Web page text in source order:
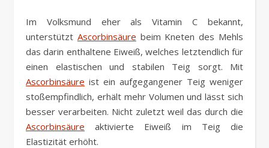
Im Volksmund eher als Vitamin C bekannt,
unterstützt Ascorbinsäure beim Kneten des Mehls
das darin enthaltene Eiweiß, welches letztendlich für
einen elastischen und stabilen Teig sorgt. Mit
Ascorbinsäure ist ein aufgegangener Teig weniger
stoßempfindlich, erhält mehr Volumen und lässt sich
besser verarbeiten. Nicht zuletzt weil das durch die
Ascorbinsäure aktivierte Eiweiß im Teig die
Elastizität erhöht.